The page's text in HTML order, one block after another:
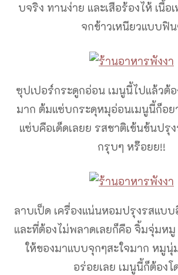
บจริง ทานง่าย และเสือร้องไห้ เนื้อ
จกข้าวเหนียวแบบฟิ
ซุปเปอร์กระดูกอ่อน เมนูนี้ไปแล้วต้
มาก ต้มแซ่บกระดุหมุอ่อนเมนูนี้ก็อย
แซ่บคือเด็ดเลยย รสชาติเข้นข้นปรุ
กรุบๆ หร๊อยย!!
ลาบเป็ด เครื่องแน่นหอมปรุงรสแบ
และที่ต้องไม่พลาดเลยก็คือ จิ้มจุ่มห
ให้ของมาแบบจุกๆสะใจมาก หมู
อร่อยเลย เมนูนี้ก็ต้องโ